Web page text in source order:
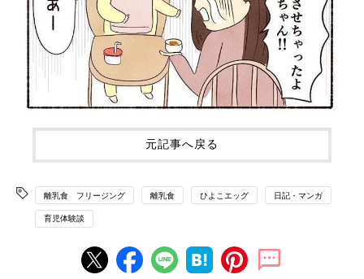
元記事へ戻る
離乳食 フリージング 離乳食 ひよこエッグ 日記・マンガ
育児体験談